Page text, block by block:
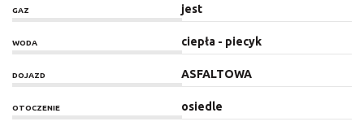
GAZ jest
WODA ciepła - piecyk
DOJAZD ASFALTOWA
OTOCZENIE osiedle